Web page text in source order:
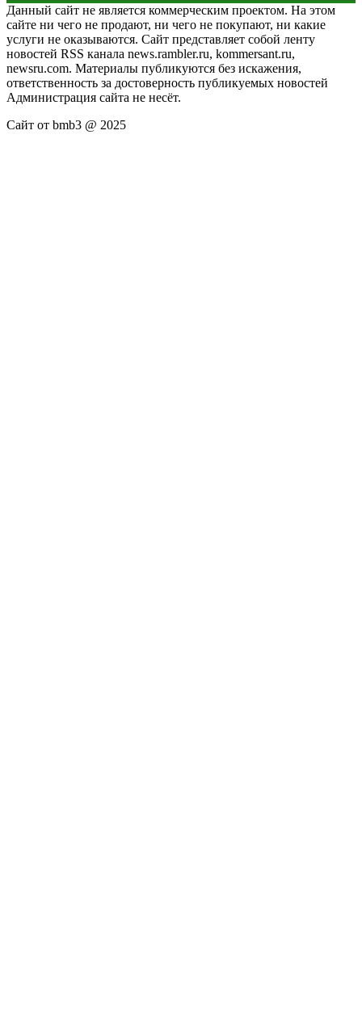
Данный сайт не является коммерческим проектом. На этом
сайте ни чего не продают, ни чего не покупают, ни какие
услуги не оказываются. Сайт представляет собой ленту
новостей RSS канала news.rambler.ru, kommersant.ru,
newsru.com. Материалы публикуются без искажения,
ответственность за достоверность публикуемых новостей
Администрация сайта не несёт.
Сайт от bmb3 @ 2025